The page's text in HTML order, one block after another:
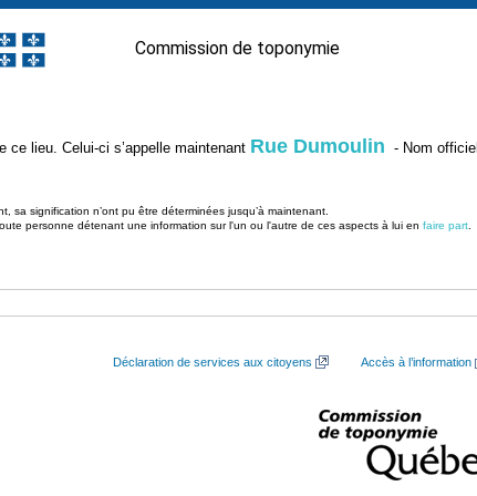
Commission de toponymie
ce lieu. Celui-ci s’appelle maintenant Rue Dumoulin - Nom officiel
sa signification n’ont pu être déterminées jusqu’à maintenant.
personne détenant une information sur l'un ou l'autre de ces aspects à lui en faire part
Déclaration de services aux citoyens Accès à l’information